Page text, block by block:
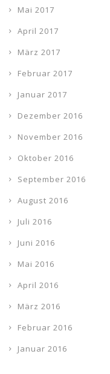
Mai 2017
April 2017
März 2017
Februar 2017
Januar 2017
Dezember 2016
November 2016
Oktober 2016
September 2016
August 2016
Juli 2016
Juni 2016
Mai 2016
April 2016
März 2016
Februar 2016
Januar 2016